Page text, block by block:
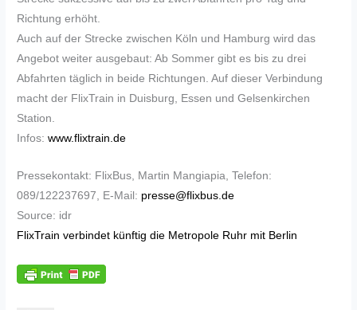
Richtung erhöht.
Auch auf der Strecke zwischen Köln und Hamburg wird das
Angebot weiter ausgebaut: Ab Sommer gibt es bis zu drei
Abfahrten täglich in beide Richtungen. Auf dieser Verbindung
macht der FlixTrain in Duisburg, Essen und Gelsenkirchen
Station.
Infos:www.flixtrain.de
Pressekontakt: FlixBus, Martin Mangiapia, Telefon:
089/122237697, E-Mail: presse@flixbus.de
Source: idr
FlixTrain verbindet künftig die Metropole Ruhr mit Berlin